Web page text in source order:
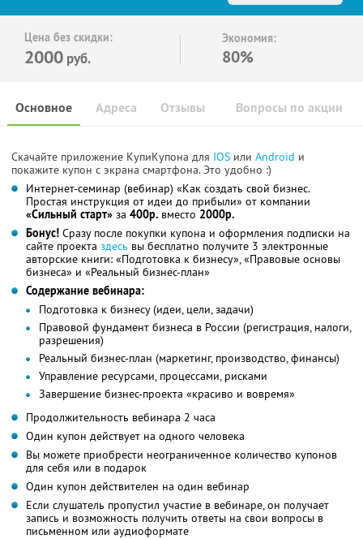
Цена без скидки:
2000 руб.
Экономия:
80%
Основное Отзывы Вопросы по акции
Адреса
Скачайте приложение КупиКупона для IOS или Android и
покажите купон с экрана смартфона. Это удобно :)
Интернет-семинар (вебинар) «Как создать свой бизнес.
Простая инструкция от идеи до прибыли» от компании
«Сильный старт» за 400р. вместо 2000р.
Бонус! Сразу после покупки купона и оформления подписки на
сайте проекта здесь вы бесплатно получите 3 электронные
авторские книги: «Подготовка к бизнесу», «Правовые основы
бизнеса» и «Реальный бизнес-план»
Содержание вебинара:
Подготовка к бизнесу (идеи, цели, задачи)
Правовой фундамент бизнеса в России (регистрация, налоги,
разрешения)
Реальный бизнес-план (маркетинг, производство, финансы)
Управление ресурсами, процессами, рисками
Завершение бизнес-проекта «красиво и вовремя»
Продолжительность вебинара 2 часа
Один купон действует на одного человека
Вы можете приобрести неограниченное количество купонов
для себя или в подарок
Один купон действителен на один вебинар
Если слушатель пропустил участие в вебинаре, он получает
запись и возможность получить ответы на свои вопросы в
письменном или аудиоформате